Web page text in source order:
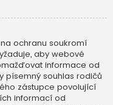
ochranu soukromí
aby webové
informace od
písemný souhlas rodičů
zástupce povolující
informací od